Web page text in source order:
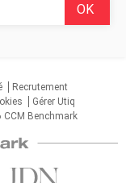
Recrutement
Gérer Utiq
CCM Benchmark